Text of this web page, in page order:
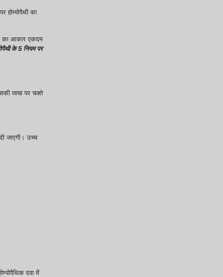
होम्योपैथी का
का आकार एकदम
के 5 नियम पर
त्वचा पर चक्ते
जाएगी। उच्च
दवा में